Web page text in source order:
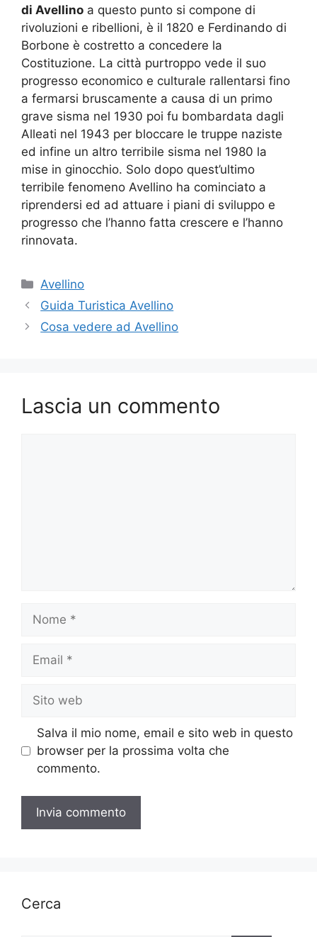
di Avellino a questo punto si compone di
rivoluzioni e ribellioni, è il 1820 e Ferdinando di
Borbone è costretto a concedere la
Costituzione. La città purtroppo vede il suo
progresso economico e culturale rallentarsi fino
a fermarsi bruscamente a causa di un primo
grave sisma nel 1930 poi fu bombardata dagli
Alleati nel 1943 per bloccare le truppe naziste
ed infine un altro terribile sisma nel 1980 la
mise in ginocchio. Solo dopo quest’ultimo
terribile fenomeno Avellino ha cominciato a
riprendersi ed ad attuare i piani di sviluppo e
progresso che l’hanno fatta crescere e l’hanno
rinnovata.
Categorie
Avellino
Guida Turistica Avellino
Cosa vedere ad Avellino
Lascia un commento
Nome
Email
Sito
web
Salva il mio nome, email e sito web in questo
browser per la prossima volta che
commento.
Cerca